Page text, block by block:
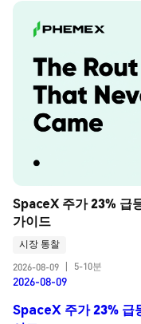
SpaceX 주가 23% 급
가이드
시장 통찰
2026-08-09
5-10분
2026-08-09
SpaceX 주가 23% 급